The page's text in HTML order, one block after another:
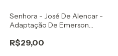
Senhora - José De Alencar -
Adaptação De Emerson
R$29,00